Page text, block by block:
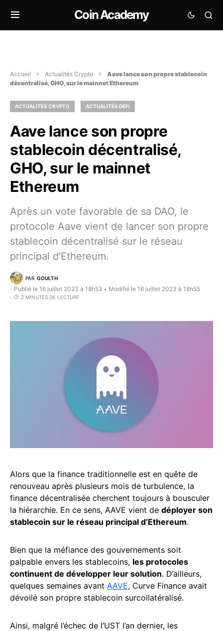
Coin Academy
Accueil Actualités Crypto
Aave lance son propre stablecoin
décentralisé, GHO, sur le mainnet Ethereum
ACTUALITÉS CRYPTO ACTUALITÉS DEFI
Aave lance son propre
stablecoin décentralisé,
GHO, sur le mainnet
Ethereum
Après un vote favorable de sa DAO, le
protocole Aave vient de lancer son propre
stablecoin décentralisé sur le réseau
principal d’Ethereum.
PAR GOULTH
Publié le 16 juillet 2023 à 18h53 • Modifié le 16 juillet 2023 à 18h55
2 MINUTES DE LECTURE
Alors que la finance traditionnelle est en quête de
renouveau après plusieurs mois de turbulence, la
finance décentralisée cherchent toujours à bousculer
la hiérarchie. En ce sens, AAVE vient de déployer son
stablecoin sur le réseau principal d’Ethereum.
Bien que la méfiance des gouvernements soit
palpable envers les stablecoins, les protocoles
continuent de développer leur solution. D’ailleurs,
quelques semaines avant AAVE, Curve Finance avait
dévoilé son propre stablecoin surcollatéralisé.
Ainsi, malgré l’échec de l’UST l’an dernier, les